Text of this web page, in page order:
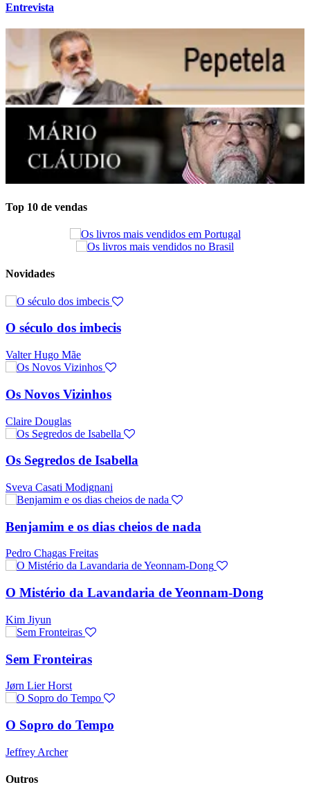
Entrevista
Top 10 de vendas
Novidades
O século dos imbecis
Valter Hugo Mãe
Os Novos Vizinhos
Claire Douglas
Os Segredos de Isabella
Sveva Casati Modignani
Benjamim e os dias cheios de nada
Pedro Chagas Freitas
O Mistério da Lavandaria de Yeonnam-Dong
Kim Jiyun
Sem Fronteiras
Jørn Lier Horst
O Sopro do Tempo
Jeffrey Archer
Outros